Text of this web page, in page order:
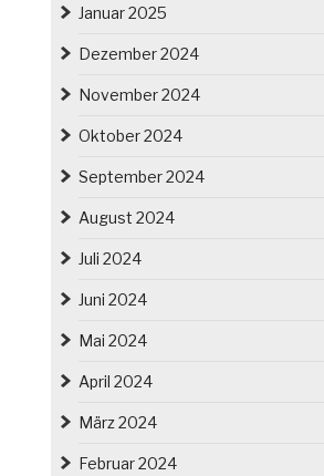
Januar 2025
Dezember 2024
November 2024
Oktober 2024
September 2024
August 2024
Juli 2024
Juni 2024
Mai 2024
April 2024
März 2024
Februar 2024